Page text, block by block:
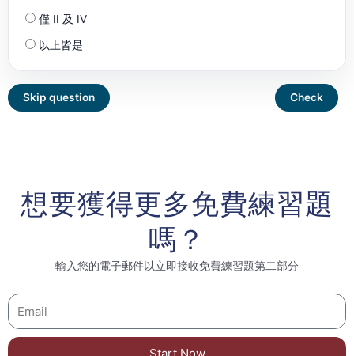
僅 II 及 IV
以上皆是
想要獲得更多免費練習題
嗎？
輸入您的電子郵件以立即接收免費練習題第二部分